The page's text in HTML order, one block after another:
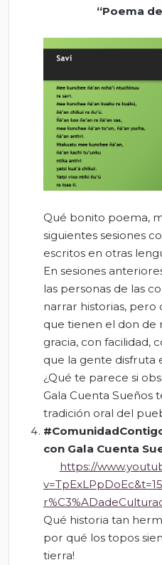
“Poema
Qué bonito poema,
siguientes sesiones
escritos en otras
En sesiones
las personas de las
narrar historias, pero
que tienen el don de
gracia, con facilidad,
que la gente disfruta
¿Qué te parece si
Gala Cuenta Sueños
tradición oral del
con Gala Cuenta
https://
Qué historia tan
por qué los topos
tierra!